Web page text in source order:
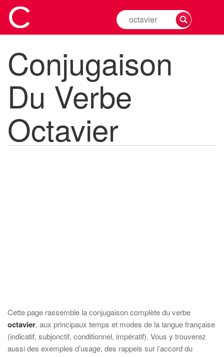
Rechercher
la
d'un
verbe
Conjugaison
Du Verbe
Octavier
Cette page rassemble la conjugaison complète du verbe
octavier, aux principaux temps et modes de la langue française
(indicatif, subjonctif, conditionnel, impératif). Vous y trouverez
aussi des exemples d’usage, des rappels sur l’accord du